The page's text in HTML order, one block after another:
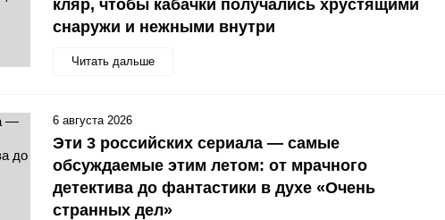
кляр, чтобы кабачки получались хрустящими
снаружи и нежными внутри
Читать дальше
Эти 3 российских сериала — самые
обсуждаемые этим летом: от мрачного
детектива до фантастики в духе «Очень
странных дел»
6 августа 2026